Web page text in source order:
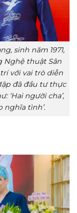
sinh năm 1971,
Nghệ thuật Sân
với vai trò diễn
đã đầu tư thực
‘Hai người cha’,
nghĩa tình’.